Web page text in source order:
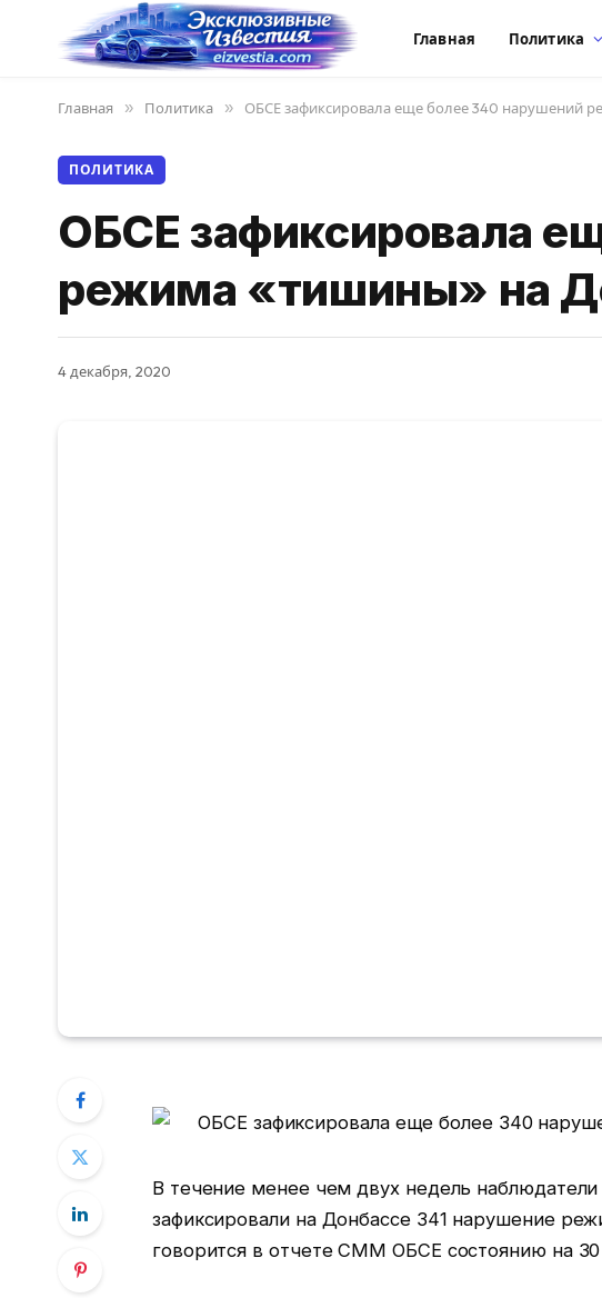
Главная Политика
Главная » Политика » ОБСЕ зафиксировала еще более 340 нарушений
ПОЛИТИКА
ОБСЕ зафиксировала
режима «тишины» на
4 декабря, 2020
В течение менее чем двух недель
зафиксировали на Донбассе 341 нарушение
говорится в отчете СММ ОБСЕ состоянию на